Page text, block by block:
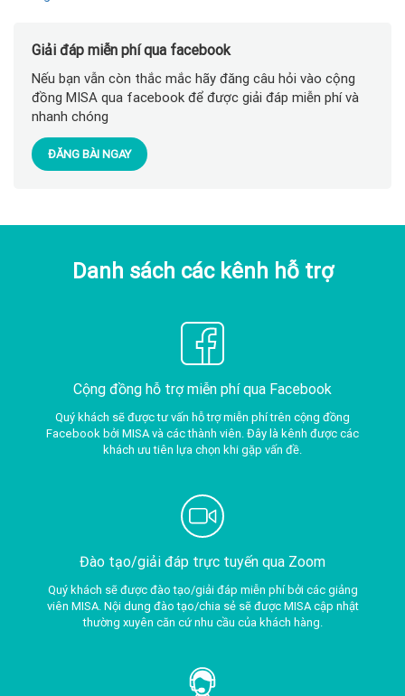
Giải đáp miễn phí qua facebook
Nếu bạn vẫn còn thắc mắc hãy đăng câu hỏi vào cộng
đồng MISA qua facebook để được giải đáp miễn phí và
nhanh chóng
ĐĂNG BÀI NGAY
Danh sách các kênh hỗ trợ
Cộng đồng hỗ trợ miễn phí qua Facebook
Quý khách sẽ được tư vấn hỗ trợ miễn phí trên cộng đồng
Facebook bởi MISA và các thành viên. Đây là kênh được các
khách ưu tiên lựa chọn khi gặp vấn đề.
Đào tạo/giải đáp trực tuyến qua Zoom
Quý khách sẽ được đào tạo/giải đáp miễn phí bởi các giảng
viên MISA. Nội dung đào tạo/chia sẻ sẽ được MISA cập nhật
thường xuyên căn cứ nhu cầu của khách hàng.